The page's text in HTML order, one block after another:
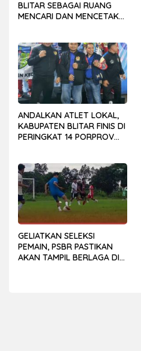
BLITAR SEBAGAI RUANG
MENCARI DAN MENCETAK
ANDALKAN ATLET LOKAL,
KABUPATEN BLITAR FINIS DI
PERINGKAT 14 PORPROV
GELIATKAN SELEKSI
PEMAIN, PSBR PASTIKAN
AKAN TAMPIL BERLAGA DI